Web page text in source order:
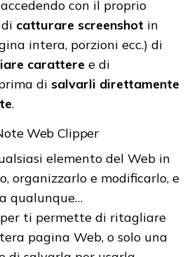
con il proprio
catturare screenshot in
intera, porzioni ecc.) di
carattere e di
di salvarli direttamente
.
Web Clipper
elemento del Web in
organizzarlo e modificarlo, e
qualunque…
ti permette di ritagliare
pagina Web, o solo una